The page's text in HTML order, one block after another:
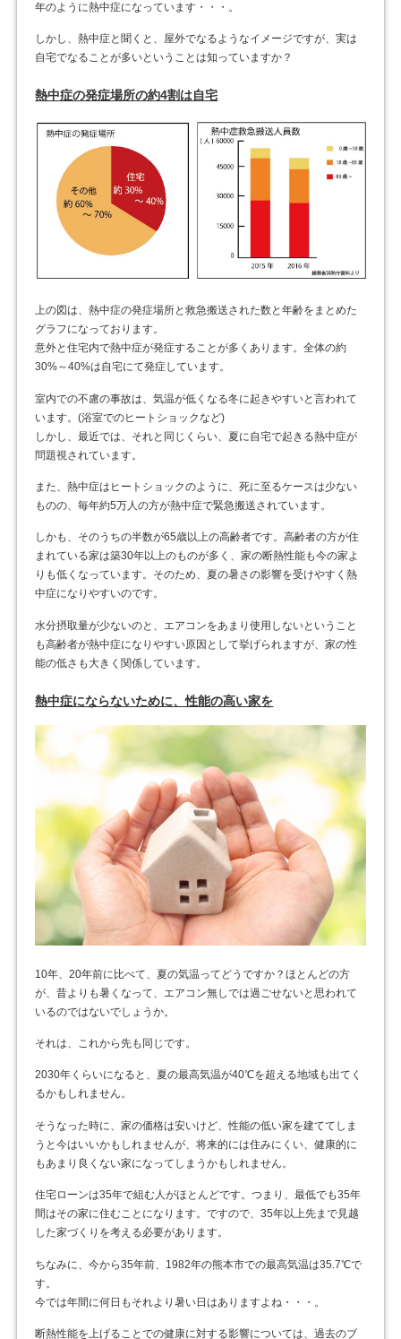
年のように熱中症になっています・・・。
しかし、熱中症と聞くと、屋外でなるようなイメージですが、実は
自宅でなることが多いということは知っていますか？
熱中症の発症場所の約4割は自宅
上の図は、熱中症の発症場所と救急搬送された数と年齢をまとめた
グラフになっております。
意外と住宅内で熱中症が発症することが多くあります。全体の約
30%～40%は自宅にて発症しています。
室内での不慮の事故は、気温が低くなる冬に起きやすいと言われて
います。(浴室でのヒートショックなど)
しかし、最近では、それと同じくらい、夏に自宅で起きる熱中症が
問題視されています。
また、熱中症はヒートショックのように、死に至るケースは少ない
ものの、毎年約5万人の方が熱中症で緊急搬送されています。
しかも、そのうちの半数が65歳以上の高齢者です。高齢者の方が住
まれている家は築30年以上のものが多く、家の断熱性能も今の家よ
りも低くなっています。そのため、夏の暑さの影響を受けやすく熱
中症になりやすいのです。
水分摂取量が少ないのと、エアコンをあまり使用しないということ
も高齢者が熱中症になりやすい原因として挙げられますが、家の性
能の低さも大きく関係しています。
熱中症にならないために、性能の高い家を
10年、20年前に比べて、夏の気温ってどうですか？ほとんどの方
が、昔よりも暑くなって、エアコン無しでは過ごせないと思われて
いるのではないでしょうか。
それは、これから先も同じです。
2030年くらいになると、夏の最高気温が40℃を超える地域も出てく
るかもしれません。
そうなった時に、家の価格は安いけど、性能の低い家を建ててしま
うと今はいいかもしれませんが、将来的には住みにくい、健康的に
もあまり良くない家になってしまうかもしれません。
住宅ローンは35年で組む人がほとんどです。つまり、最低でも35年
間はその家に住むことになります。ですので、35年以上先まで見越
した家づくりを考える必要があります。
ちなみに、今から35年前、1982年の熊本市での最高気温は35.7℃で
す。
今では年間に何日もそれより暑い日はありますよね・・・。
断熱性能を上げることでの健康に対する影響については、過去のブ